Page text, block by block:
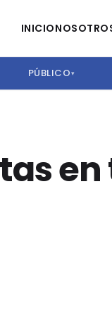
INICIO
PÚBLICO▾